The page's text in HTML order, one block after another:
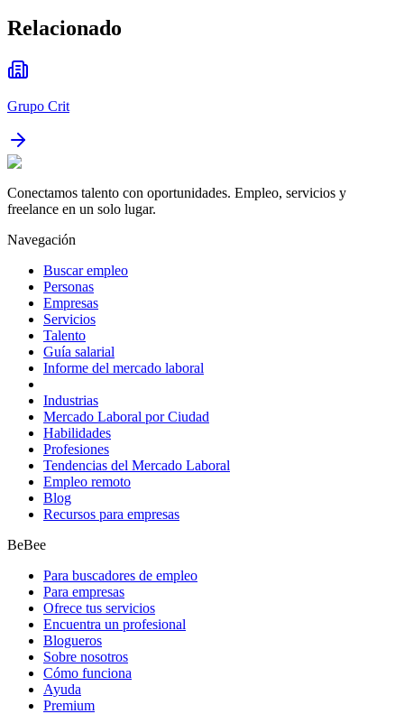
Relacionado
Grupo Crit
Conectamos talento con oportunidades. Empleo, servicios y
freelance en un solo lugar.
Navegación
Buscar empleo
Personas
Empresas
Servicios
Talento
Guía salarial
Informe del mercado laboral
Industrias
Mercado Laboral por Ciudad
Habilidades
Profesiones
Tendencias del Mercado Laboral
Empleo remoto
Blog
Recursos para empresas
BeBee
Para buscadores de empleo
Para empresas
Ofrece tus servicios
Encuentra un profesional
Blogueros
Sobre nosotros
Cómo funciona
Ayuda
Premium